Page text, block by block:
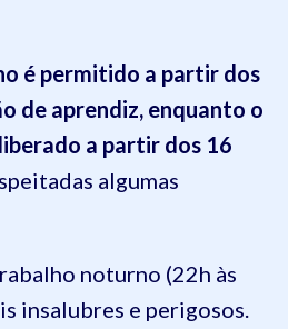
é permitido a partir dos
de aprendiz, enquanto o
a partir dos 16
algumas
noturno (22h às
insalubres e perigosos.